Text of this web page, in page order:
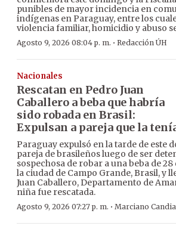
punibles de mayor incidencia en
indígenas en Paraguay, entre los
violencia familiar, homicidio y abuso
Agosto 9, 2026 08:04 p. m. · Redacción ÚH
Nacionales
Rescatan en Pedro Juan
Caballero a beba que habría
sido robada en Brasil:
Expulsan a pareja que la
Paraguay expulsó en la tarde de este
pareja de brasileños luego de ser
sospechosa de robar a una beba de
la ciudad de Campo Grande, Brasil, y
Juan Caballero, Departamento de
niña fue rescatada.
Agosto 9, 2026 07:27 p. m. · Marciano Candia